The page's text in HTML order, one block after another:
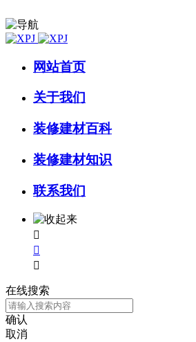
网站首页
关于我们
装修建材百科
装修建材知识
联系我们



在线搜索
确认
取消